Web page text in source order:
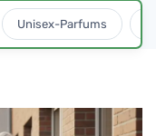
Unisex-Parfums